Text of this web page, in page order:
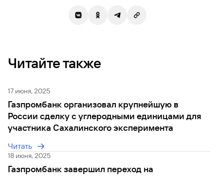
Читайте также
17 июня, 2025
Газпромбанк организовал крупнейшую в
России сделку с углеродными единицами для
участника Сахалинского эксперимента
Читать
18 июня, 2025
Газпромбанк завершил переход на